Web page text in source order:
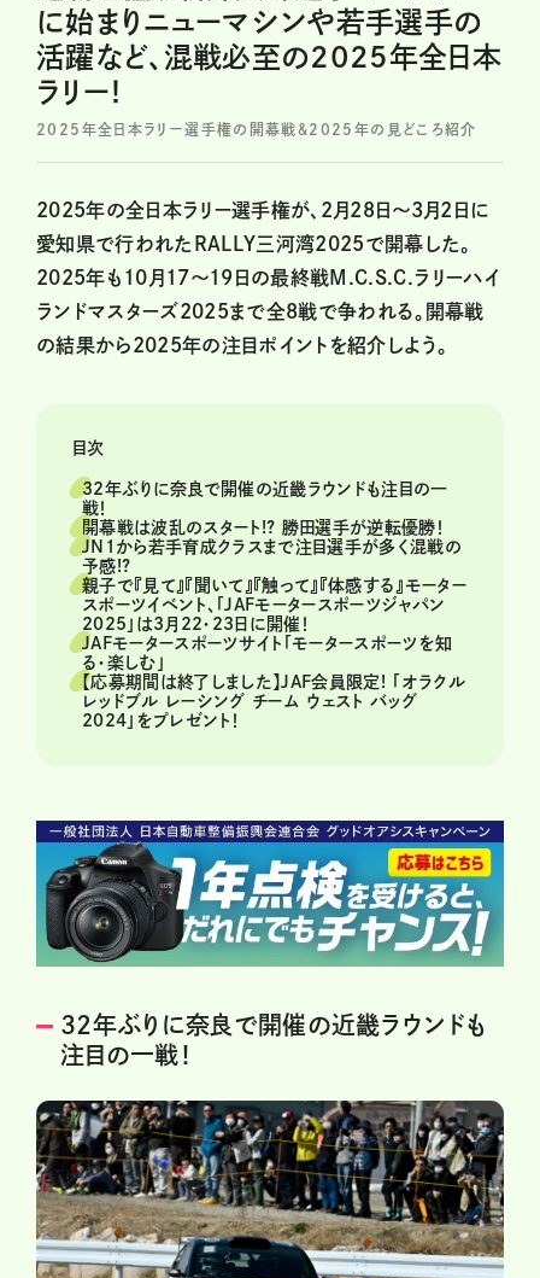
に始まりニューマシンや若手選手の
活躍など、混戦必至の2025年全日本
ラリー！
2025年全日本ラリー選手権の開幕戦＆2025年の見どころ紹介
2025年の全日本ラリー選手権が、2月28日～3月2日に
愛知県で行われたRALLY三河湾2025で開幕した。
2025年も10月17～19日の最終戦M.C.S.C.ラリーハイ
ランドマスターズ2025まで全8戦で争われる。開幕戦
の結果から2025年の注目ポイントを紹介しよう。
目次
32年ぶりに奈良で開催の近畿ラウンドも注目の一
戦！
開幕戦は波乱のスタート!? 勝田選手が逆転優勝！
JN1から若手育成クラスまで注目選手が多く混戦の
予感!?
親子で『見て』『聞いて』『触って』『体感する』モーター
スポーツイベント、「JAFモータースポーツジャパン
2025」は3月22・23日に開催！
JAFモータースポーツサイト「モータースポーツを知
る・楽しむ」
【応募期間は終了しました】JAF会員限定! 「オラクル
レッドブル レーシング チーム ウェスト バッグ
2024」をプレゼント！
32年ぶりに奈良で開催の近畿ラウンドも
注目の一戦！